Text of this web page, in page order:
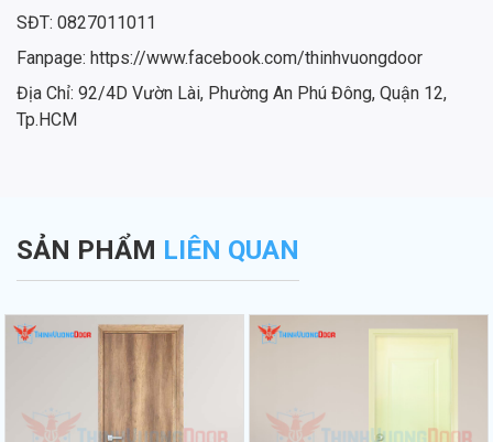
SĐT: 0827011011
Fanpage: https://www.facebook.com/thinhvuongdoor
Địa Chỉ: 92/4D Vườn Lài, Phường An Phú Đông, Quận 12,
Tp.HCM
SẢN PHẨM LIÊN QUAN